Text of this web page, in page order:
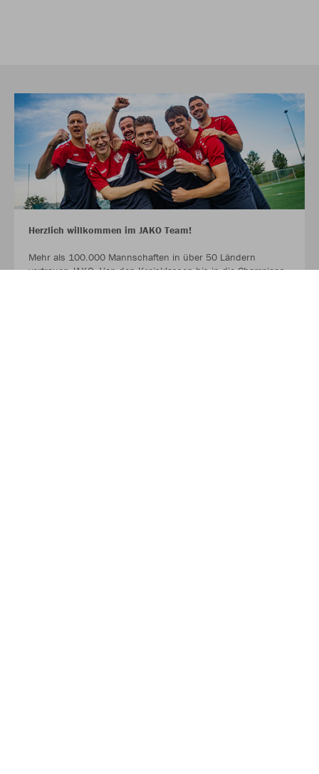
Herzlich willkommen im JAKO Team!
Mehr als 100.000 Mannschaften in über 50 Ländern
vertrauen JAKO. Von den Kreisklassen bis in die Champions